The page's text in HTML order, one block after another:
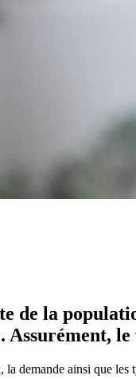
de la
Assurément,
demande ainsi que